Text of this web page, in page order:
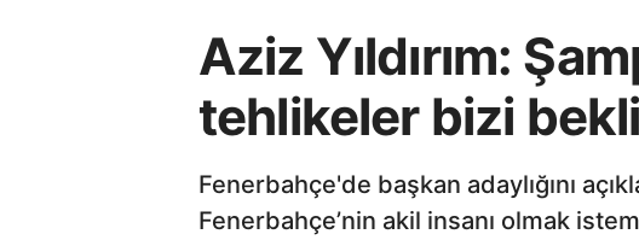
Aziz Yıldırım:
tehlikeler bizi
Fenerbahçe'de başkan adaylığını
Fenerbahçe’nin akil insanı olmak